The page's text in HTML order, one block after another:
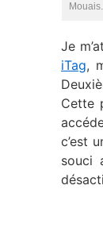
Mouais.
Je
iTag,
Cette
c’est
souci